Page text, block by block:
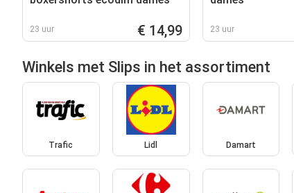
23 uur € 14,99 23 uur
Winkels met Slips in het assortiment
Trafic Lidl Damart